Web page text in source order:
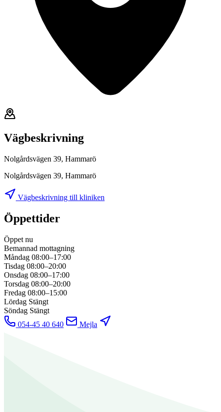
Vägbeskrivning
Nolgårdsvägen 39, Hammarö
Nolgårdsvägen 39, Hammarö
Vägbeskrivning till kliniken
Öppettider
Öppet nu
Bemannad mottagning
Måndag 08:00–17:00
Tisdag 08:00–20:00
Onsdag 08:00–17:00
Torsdag 08:00–20:00
Fredag 08:00–15:00
Lördag Stängt
Söndag Stängt
054-45 40 640
Mejla